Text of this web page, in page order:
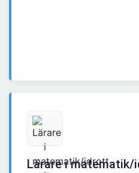
Lärare i